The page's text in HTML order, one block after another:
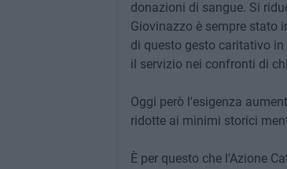
donazioni di sangue. Si
Giovinazzo è sempre stato
di questo gesto caritativo
il servizio nei confronti di
Oggi però l'esigenza
ridotte ai minimi storici
È per questo che l'Azione